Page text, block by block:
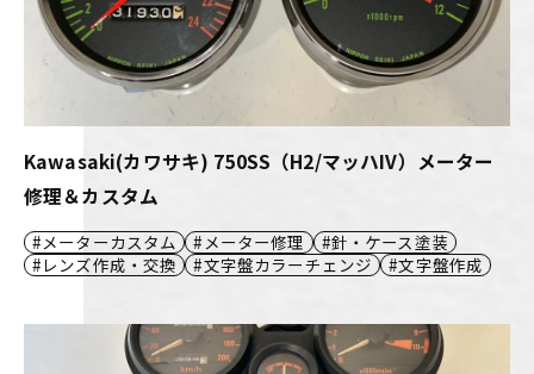
Kawasaki(カワサキ) 750SS（H2/マッハIV）メーター
修理＆カスタム
メーターカスタム メーター修理
針・ケース塗装
レンズ作成・交換
文字盤カラーチェンジ 文字盤作成